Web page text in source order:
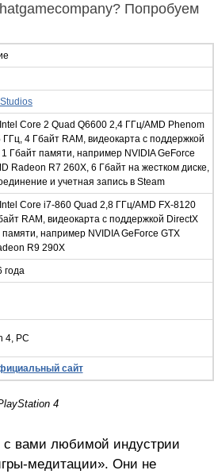
Попробуем
Core 2 Quad Q6600 2,4 ГГц/AMD Phenom
ГГц, 4 Гбайт RAM, видеокарта с поддержкой
1 Гбайт памяти, например NVIDIA GeForce
Radeon R7 260X, 6 Гбайт на жестком диске,
и учетная запись в Steam
Core i7-860 Quad 2,8 ГГц/AMD FX-8120
RAM, видеокарта с поддержкой DirectX
памяти, например NVIDIA GeForce GTX
R9 290X
года
4, PC
сайт
4
вами любимой индустрии
медитации». Они не